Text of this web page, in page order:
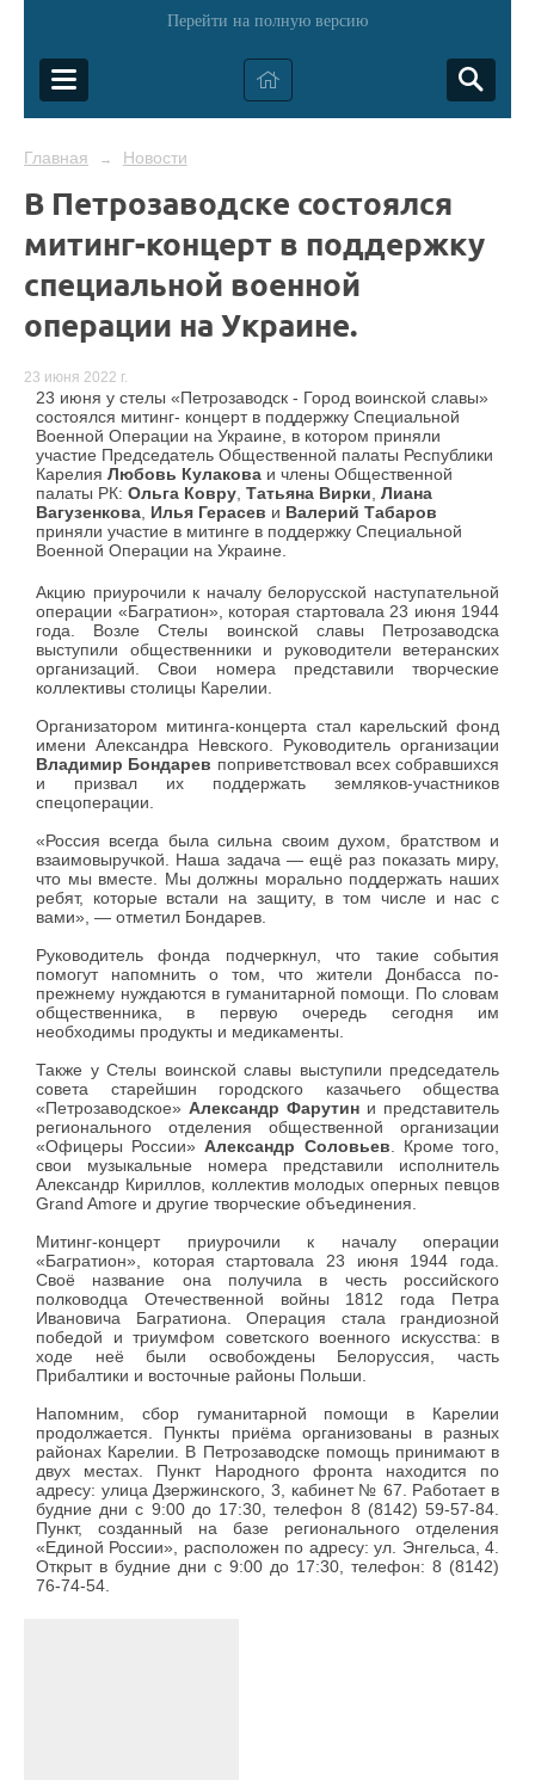
Перейти на полную версию
Главная → Новости
В Петрозаводске состоялся
митинг-концерт в поддержку
специальной военной
операции на Украине.
23 июня 2022 г.
23 июня у стелы «Петрозаводск - Город воинской славы»
состоялся митинг- концерт в поддержку Специальной
Военной Операции на Украине, в котором приняли
участие Председатель Общественной палаты Республики
Карелия Любовь Кулакова и члены Общественной
палаты РК: Ольга Ковру, Татьяна Вирки, Лиана
Вагузенкова, Илья Герасев и Валерий Табаров
приняли участие в митинге в поддержку Специальной
Военной Операции на Украине.
Акцию приурочили к началу белорусской наступательной
операции «Багратион», которая стартовала 23 июня 1944
года. Возле Стелы воинской славы Петрозаводска
выступили общественники и руководители ветеранских
организаций. Свои номера представили творческие
коллективы столицы Карелии.
Организатором митинга-концерта стал карельский фонд
имени Александра Невского. Руководитель организации
Владимир Бондарев поприветствовал всех собравшихся
и призвал их поддержать земляков-участников
спецоперации.
«Россия всегда была сильна своим духом, братством и
взаимовыручкой. Наша задача — ещё раз показать миру,
что мы вместе. Мы должны морально поддержать наших
ребят, которые встали на защиту, в том числе и нас с
вами», — отметил Бондарев.
Руководитель фонда подчеркнул, что такие события
помогут напомнить о том, что жители Донбасса по-
прежнему нуждаются в гуманитарной помощи. По словам
общественника, в первую очередь сегодня им
необходимы продукты и медикаменты.
Также у Стелы воинской славы выступили председатель
совета старейшин городского казачьего общества
«Петрозаводское» Александр Фарутин и представитель
регионального отделения общественной организации
«Офицеры России»Александр Соловьев . Кроме того,
свои музыкальные номера представили исполнитель
Александр Кириллов, коллектив молодых оперных певцов
Grand Amore и другие творческие объединения.
Митинг-концерт приурочили к началу операции
«Багратион», которая стартовала 23 июня 1944 года.
Своё название она получила в честь российского
полководца Отечественной войны 1812 года Петра
Ивановича Багратиона. Операция стала грандиозной
победой и триумфом советского военного искусства: в
ходе неёбыли освобождены Белоруссия, часть
Прибалтики и восточные районы Польши.
Напомним, сбор гуманитарной помощи в Карелии
продолжается. Пункты приёма организованы в разных
районах Карелии. В Петрозаводске помощь принимают в
двух местах. Пункт Народного фронта находится по
адресу: улица Дзержинского, 3, кабинет № 67. Работает в
будние дни с 9:00 до 17:30, телефон 8 (8142) 59-57-84.
Пункт, созданный на базе регионального отделения
«Единой России», расположен по адресу: ул. Энгельса, 4.
Открыт в будние дни с 9:00 до 17:30, телефон: 8 (8142)
76-74-54.